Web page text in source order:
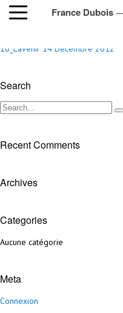
France Dubois —
10_L’avenir 14
10_L'avenir 14 Décembre 2012
Search
Recent Comments
Archives
Categories
Aucune catégorie
Meta
Connexion